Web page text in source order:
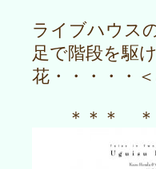
ライブハウス
足で階段を駆
花・・・・・＜
＊＊＊